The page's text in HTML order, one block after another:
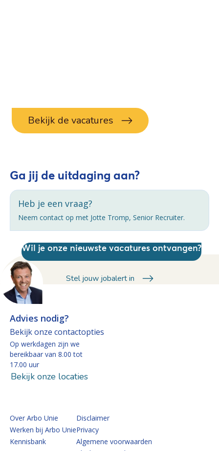
Bekijk de vacatures
Ga jij de uitdaging aan?
Heb je een vraag?
Neem contact op met Jotte Tromp, Senior Recruiter.
Wil je onze nieuwste vacatures ontvangen?
Stel jouw jobalert in
Advies nodig?
Bekijk onze contactopties
Op werkdagen zijn we
bereikbaar van 8.00 tot
17.00 uur
Bekijk onze locaties
Over Arbo Unie
Werken bij Arbo Unie
Kennisbank
Disclaimer
Privacy
Algemene voorwaarden